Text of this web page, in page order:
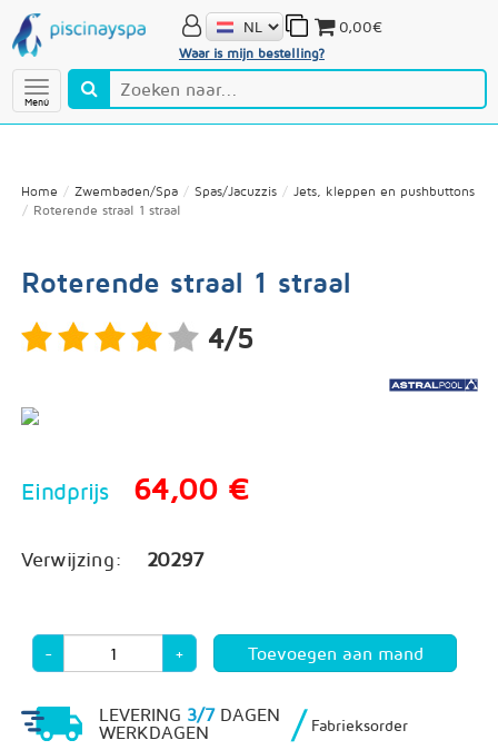
Menú
Waar is mijn bestelling?
0,00€
Home Zwembaden/Spa Spas/Jacuzzis
Jets, kleppen en pushbuttons
Roterende straal 1 straal
Roterende straal 1 straal
4/5
Eindprijs 64,00 €
Verwijzing: 20297
- +
LEVERING 3/7DAGEN
WERKDAGEN
/ Fabrieksorder